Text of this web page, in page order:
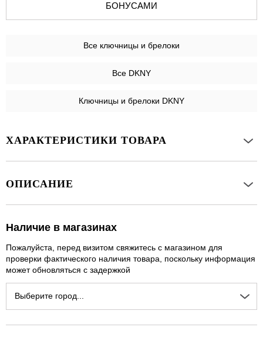
БОНУСАМИ
Все ключницы и брелоки
Все DKNY
Ключницы и брелоки DKNY
ХАРАКТЕРИСТИКИ ТОВАРА
ОПИСАНИЕ
Наличие в магазинах
Пожалуйста, перед визитом свяжитесь с магазином для
проверки фактического наличия товара, поскольку информация
может обновляться с задержкой
Выберите город...